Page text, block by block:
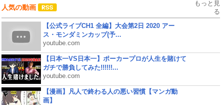
人気の動画
もっと見
る
【公式ライブCH1 全編】大会第2日 2020 アー
ス・モンダミンカップ(予...
youtube.com
【日本一VS日本一】ポーカープロが人生を賭けて
ガチで勝負してみた!!!!!!...
youtube.com
【漫画】凡人で終わる人の悪い習慣【マンガ動
画】